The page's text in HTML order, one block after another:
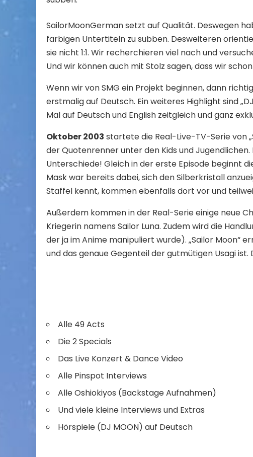
SailorMoonGerman setzt auf Qualität. Deswegen
farbigen Untertiteln zu subben. Desweiteren
sie nicht 1:1. Wir recherchieren viel nach und
Und wir können auch mit Stolz sagen, dass wir
Wenn wir von SMG ein Projekt beginnen, dann
erstmalig auf Deutsch. Ein weiteres Highlight sind
Mal auf Deutsch und English zeitgleich und ganz
Oktober 2003 startete die Real-Live-TV-Serie von
der Quotenrenner unter den Kids und
Unterschiede! Gleich in der erste Episode beginnt
Mask war bereits dabei, sich den Silberkristall
Staffel kennt, kommen ebenfalls dort vor und
Außerdem kommen in der Real-Serie einige neue
Kriegerin namens Sailor Luna. Zudem wird die
der ja im Anime manipuliert wurde). „Sailor Moon“
und das genaue Gegenteil der gutmütigen Usagi ist.
Alle 49 Acts
Die 2 Specials
Das Live Konzert & Dance Video
Alle Pinspot Interviews
Alle Oshiokiyos (Backstage Aufnahmen)
Und viele kleine Interviews und Extras
Hörspiele (DJ MOON) auf Deutsch